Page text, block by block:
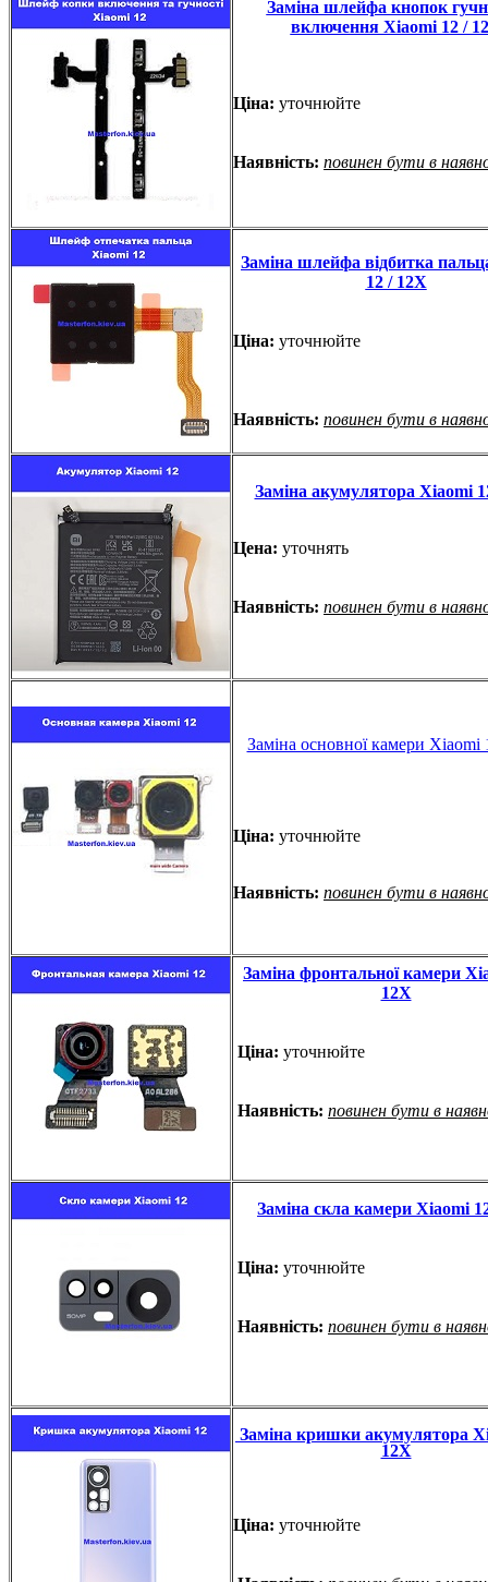
Заміна шлейфа кнопок
включення Xiaomi 12 /
Ціна: уточнюйте
Наявність: повинен бути в
Заміна шлейфа відбитка
12 / 12X
Ціна: уточнюйте
Наявність: повинен бути в
Заміна акумулятора Xiaomi
Цена: уточнять
Наявність: повинен бути в
Заміна основної камери Xiaomi
Ціна: уточнюйте
Наявність: повинен бути в
Заміна фронтальної камери
12X
Ціна: уточнюйте
Наявність: повинен бути в
Заміна скла камери Xiaomi
Ціна: уточнюйте
Наявність: повинен бути в
Заміна кришки акумулятора
12X
Ціна: уточнюйте